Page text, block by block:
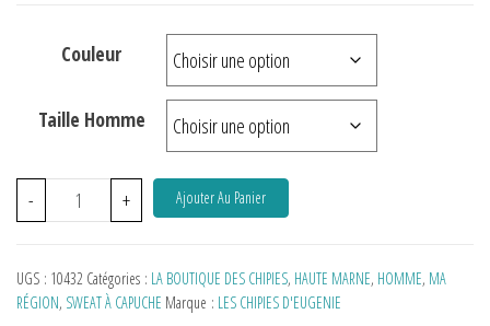
Couleur
Taille Homme
- + Ajouter Au Panier
UGS : 10432 Catégories : LA BOUTIQUE DES CHIPIES, HAUTE MARNE, HOMME, MA
RÉGION, SWEAT À CAPUCHE Marque : LES CHIPIES D'EUGENIE